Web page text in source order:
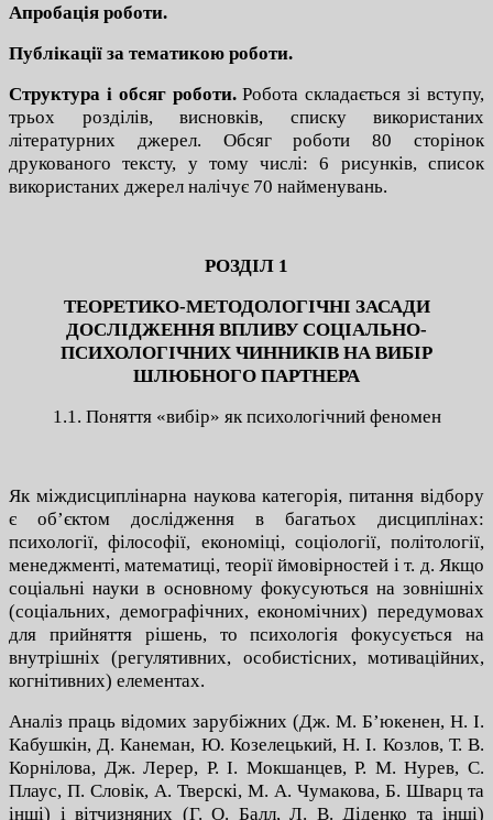
Апробація роботи.
Публікації за тематикою роботи.
Структура і обсяг роботи.Робота складається зі вступу,
трьох розділів, висновків, списку використаних
літературних джерел. Обсяг роботи 80 сторінок
друкованого тексту, у тому числі: 6 рисунків, список
використаних джерел налічує 70 найменувань.
РОЗДІЛ 1
ТЕОРЕТИКО-МЕТОДОЛОГІЧНІ ЗАСАДИ
ДОСЛІДЖЕННЯ ВПЛИВУ СОЦІАЛЬНО-
ПСИХОЛОГІЧНИХ ЧИННИКІВ НА ВИБІР
ШЛЮБНОГО ПАРТНЕРА
1.1. Поняття «вибір» як психологічний феномен
Як міждисциплінарна наукова категорія, питання відбору
є об’єктом дослідження в багатьох дисциплінах:
психології, філософії, економіці, соціології, політології,
менеджменті, математиці, теорії ймовірностей і т. д. Якщо
соціальні науки в основному фокусуються на зовнішніх
(соціальних, демографічних, економічних) передумовах
для прийняття рішень, то психологія фокусується на
внутрішніх (регулятивних, особистісних, мотиваційних,
когнітивних) елементах.
Аналіз праць відомих зарубіжних (Дж. М. Б’юкенен, Н. І.
Кабушкін, Д. Канеман, Ю. Козелецький, Н. І. Козлов, Т. В.
Корнілова, Дж. Лерер, Р. І. Мокшанцев, Р. М. Нурев, С.
Плаус, П. Словік, А. Тверскі, М. А. Чумакова, Б. Шварц та
інші) і вітчизняних (Г. О. Балл, Л. В. Діденко та інші)